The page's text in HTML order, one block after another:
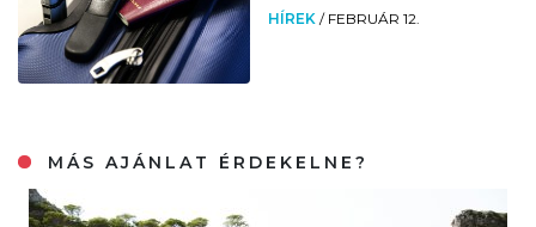
HÍREK / FEBRUÁR 12.
MÁS AJÁNLAT ÉRDEKELNE?